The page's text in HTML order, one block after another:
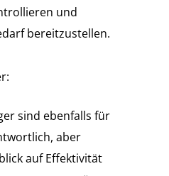
und
bereitzustellen.
sind ebenfalls für
aber
auf Effektivität